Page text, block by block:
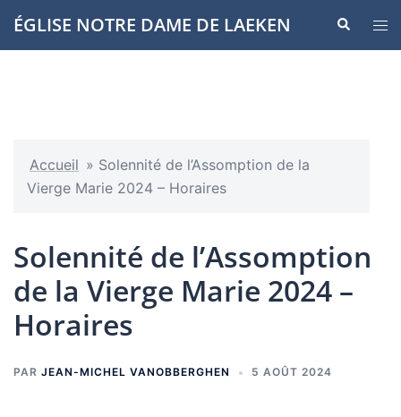
Aller
auÉGLISE NOTRE DAME DE LAEKEN
le
Accueil » Solennité de l’Assomption de la
Vierge Marie 2024 – Horaires
Solennité de l’Assomption
de la Vierge Marie 2024 –
Horaires
PAR JEAN-MICHEL VANOBBERGHEN 5 AOÛT 2024